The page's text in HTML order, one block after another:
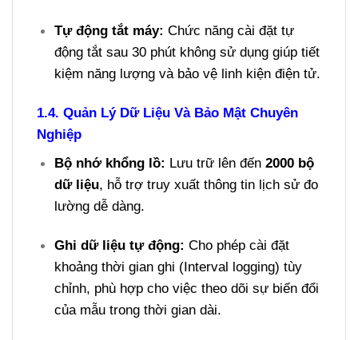
Tự động tắt máy: Chức năng cài đặt tự
động tắt sau 30 phút không sử dụng giúp tiết
kiệm năng lượng và bảo vệ linh kiện điện tử.
1.4. Quản Lý Dữ Liệu Và Bảo Mật Chuyên
Nghiệp
Bộ nhớ khổng lồ: Lưu trữ lên đến2000 bộ
dữ liệu, hỗ trợ truy xuất thông tin lịch sử đo
lường dễ dàng.
Ghi dữ liệu tự động: Cho phép cài đặt
khoảng thời gian ghi (Interval logging) tùy
chỉnh, phù hợp cho việc theo dõi sự biến đổi
của mẫu trong thời gian dài.